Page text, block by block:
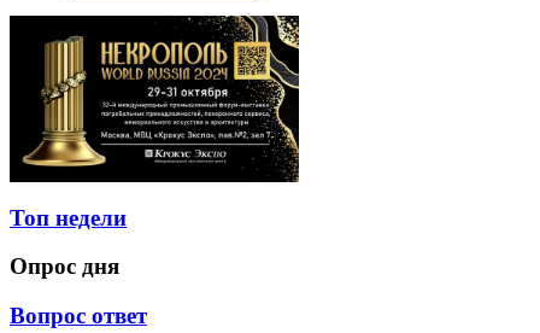
Топ недели
Опрос дня
Вопрос ответ